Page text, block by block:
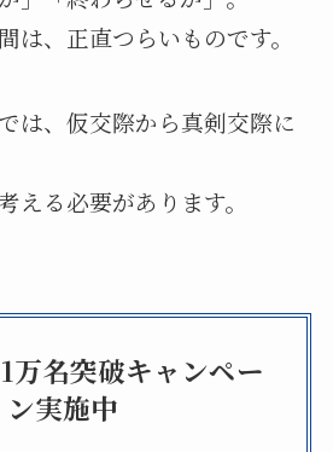
は、正直つらいものです。
は、仮交際から真剣交際に
える必要があります。
万名突破キャンペー
ン実施中